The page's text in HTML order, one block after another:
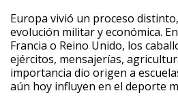
Europa vivió un proceso
evolución militar y económica.
Francia o Reino Unido, los
ejércitos, mensajerías,
importancia dio origen a
aún hoy influyen en el deporte